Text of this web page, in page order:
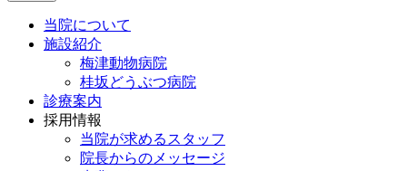
当院について
施設紹介
梅津動物病院
桂坂どうぶつ病院
診療案内
採用情報
当院が求めるスタッフ
院長からのメッセージ